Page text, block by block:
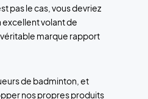
pas le cas, vous devriez
excellent volant de
marque rapport
de badminton, et
nos propres produits